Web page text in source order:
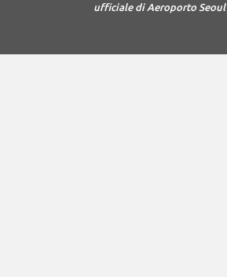
ufficiale di Aeroporto Seoul